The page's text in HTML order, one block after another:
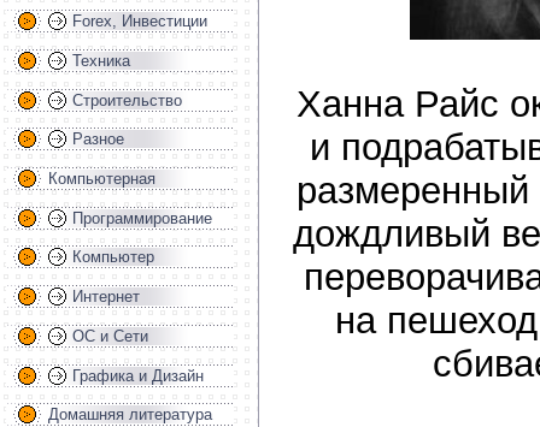
Forex, Инвестиции
Техника
Строительство
Разное
Компьютерная
Программирование
Компьютер
Интернет
ОС и Сети
Графика и Дизайн
Домашняя литература
Ханна Райс
и
дождливый
на